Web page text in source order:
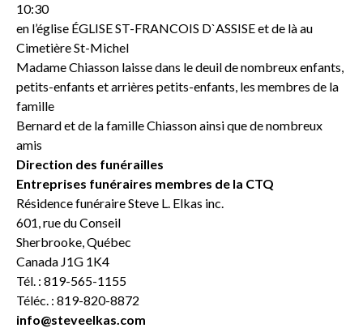
10:30
en l’église ÉGLISE ST-FRANCOIS D`ASSISE et de là au
Cimetière St-Michel
Madame Chiasson laisse dans le deuil de nombreux enfants,
petits-enfants et arrières petits-enfants, les membres de la
famille
Bernard et de la famille Chiasson ainsi que de nombreux
amis
Direction des funérailles
Entreprises funéraires membres de la CTQ
Résidence funéraire Steve L. Elkas inc.
601, rue du Conseil
Sherbrooke, Québec
Canada J1G 1K4
Tél. : 819-565-1155
Téléc. : 819-820-8872
info@steveelkas.com